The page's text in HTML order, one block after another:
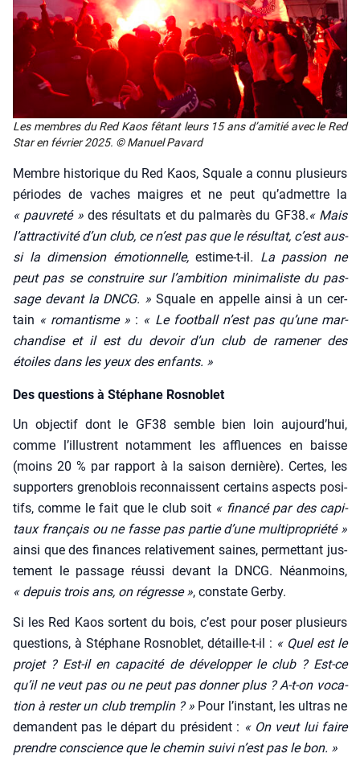
Les membres du Red Kaos fêtant leurs 15 ans d’a­mi­tié avec le Red
Star en février 2025. © Manuel Pavard
Membre his­to­rique du Red Kaos, Squale a connu plu­sieurs
périodes de vaches maigres et ne peut qu’ad­mettre la
« pau­vre­té »des résul­tats et du pal­ma­rès du GF38.« Mais
l’at­trac­ti­vi­té d’un club, ce n’est pas que le résul­tat, c’est aus­
si la dimen­sion émo­tion­nelle,estime-t-il . La pas­sion ne
peut pas se construire sur l’am­bi­tion mini­ma­liste du pas­
sage devant la DNCG. » Squale en appelle ain­si à un cer­
tain « roman­tisme » : « Le foot­ball n’est pas qu’une mar­
chan­dise et il est du devoir d’un club de rame­ner des
étoiles dans les yeux des enfants. »
Des questions à Stéphane Rosnoblet
Un objec­tif dont le GF38 semble bien loin aujourd’­hui,
comme l’illus­trent notam­ment les affluences en baisse
(moins 20 % par rap­port à la sai­son der­nière). Certes, les
sup­por­ters gre­no­blois recon­naissent cer­tains aspects posi­
tifs, comme le fait que le club soit « finan­cé par des capi­
taux fran­çais ou ne fasse pas par­tie d’une mul­ti­pro­prié­té »
ain­si que des finances rela­ti­ve­ment saines, per­met­tant jus­
te­ment le pas­sage réus­si devant la DNCG. Néan­moins,
« depuis trois ans, on régresse », constate Ger­by.
Si les Red Kaos sortent du bois, c’est pour poser plu­sieurs
ques­tions, à Sté­phane Ros­no­blet, détaille-t-il : « Quel est le
pro­jet ? Est-il en capa­ci­té de déve­lop­per le club ? Est-ce
qu’il ne veut pas ou ne peut pas don­ner plus ? A‑t-on voca­
tion à res­ter un club trem­plin ? » Pour l’ins­tant, les ultras ne
demandent pas le départ du pré­sident : « On veut lui faire
prendre conscience que le che­min sui­vi n’est pas le bon. »